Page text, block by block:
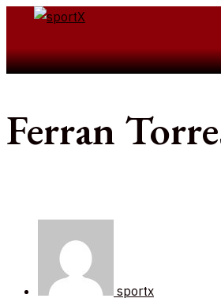
Skip
contentSearch
Ferran
sportx